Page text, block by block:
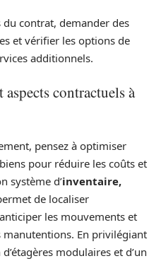
contrat, demander des
et vérifier les options de
additionnels.
contractuels à
pensez à optimiser
pour réduire les coûts et
système d’inventaire,
de localiser
les mouvements et
En privilégiant
modulaires et d’un